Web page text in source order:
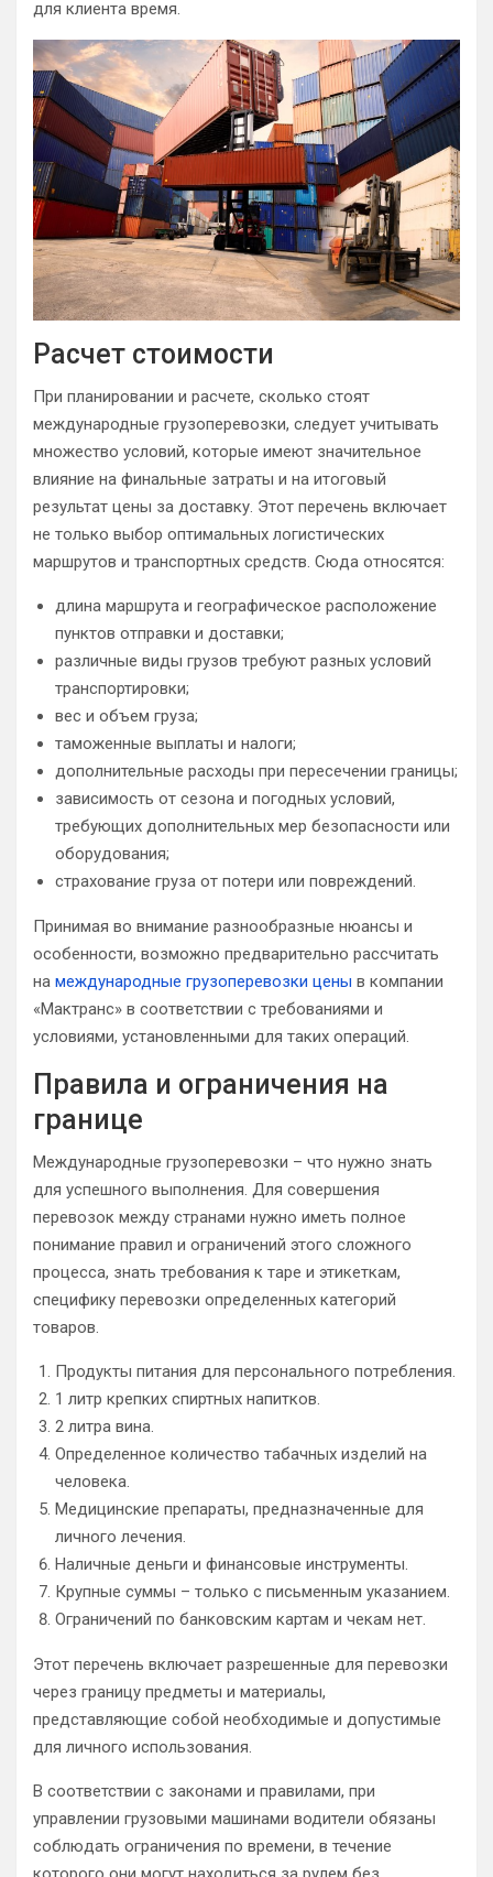
для клиента время.
Расчет стоимости
При планировании и расчете, сколько стоят
международные грузоперевозки, следует учитывать
множество условий, которые имеют значительное
влияние на финальные затраты и на итоговый
результат цены за доставку. Этот перечень включает
не только выбор оптимальных логистических
маршрутов и транспортных средств. Сюда относятся:
длина маршрута и географическое расположение
пунктов отправки и доставки;
различные виды грузов требуют разных условий
транспортировки;
вес и объем груза;
таможенные выплаты и налоги;
дополнительные расходы при пересечении границы;
зависимость от сезона и погодных условий,
требующих дополнительных мер безопасности или
оборудования;
страхование груза от потери или повреждений.
Принимая во внимание разнообразные нюансы и
особенности, возможно предварительно рассчитать
на международные грузоперевозки цены в компании
«Мактранс» в соответствии с требованиями и
условиями, установленными для таких операций.
Правила и ограничения на
границе
Международные грузоперевозки – что нужно знать
для успешного выполнения. Для совершения
перевозок между странами нужно иметь полное
понимание правил и ограничений этого сложного
процесса, знать требования к таре и этикеткам,
специфику перевозки определенных категорий
товаров.
Продукты питания для персонального потребления.
1 литр крепких спиртных напитков.
2 литра вина.
Определенное количество табачных изделий на
человека.
Медицинские препараты, предназначенные для
личного лечения.
Наличные деньги и финансовые инструменты.
Крупные суммы – только с письменным указанием.
Ограничений по банковским картам и чекам нет.
Этот перечень включает разрешенные для перевозки
через границу предметы и материалы,
представляющие собой необходимые и допустимые
для личного использования.
В соответствии с законами и правилами, при
управлении грузовыми машинами водители обязаны
соблюдать ограничения по времени, в течение